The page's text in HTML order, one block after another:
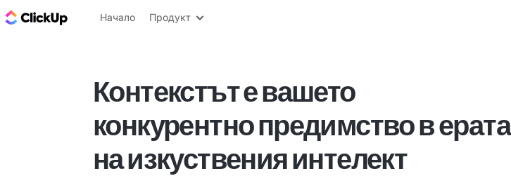
ClickUp блог
Начало Продукт
Контекстът е вашето
конкурентно предимство в ерата
на изкуствения интелект